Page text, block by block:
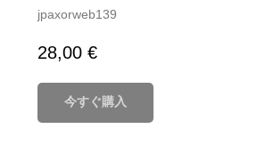
jpaxorweb139
28,00 €
今すぐ購入